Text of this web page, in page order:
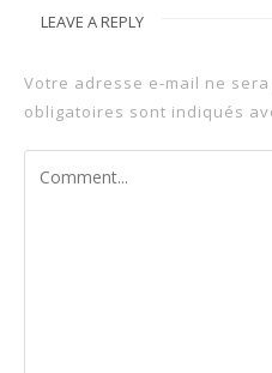
LEAVE A REPLY
Votre adresse e-mail ne
obligatoires sont indiqués